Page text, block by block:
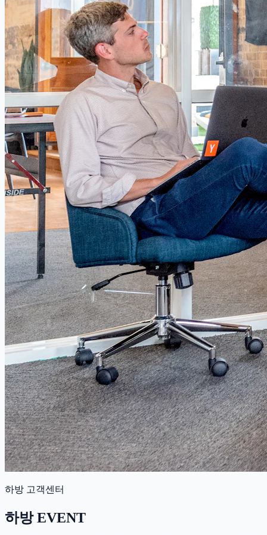
하방 고객센터
하방 EVENT